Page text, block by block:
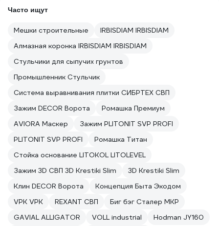
Часто ищут
Мешки строительные
IRBISDIAM IRBISDIAM
Алмазная коронка IRBISDIAM IRBISDIAM
Стульчики для сыпучих грунтов
Промышленник Стульчик
Система выравнивания плитки СИБРТЕХ СВП
Зажим DECOR Ворота
Ромашка Премиум
AVIORA Маскер
Зажим PLITONIT SVP PROFI
PLITONIT SVP PROFI
Ромашка Титан
Стойка основание LITOKOL LITOLEVEL
Зажим 3D СВП 3D Krestiki Slim
3D Krestiki Slim
Клин DECOR Ворота
Концепция Быта Экодом
VPK VPK
REXANT СВП
Биг бэг Сталер МКР
GAVIAL ALLIGATOR
VOLL industrial
Hodman JY160